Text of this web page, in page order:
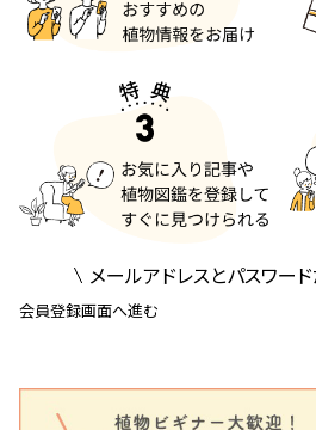
メールアドレスとパスワー
会員登録画面へ進む